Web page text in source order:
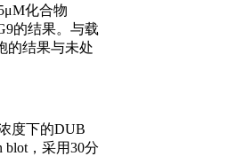
化合物
的结果。与载
的结果与未处
度下的DUB
，采用30分